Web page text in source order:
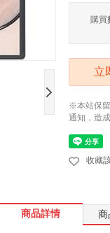
購買
立
※本站保留
通知，造
收藏
商品詳情 商